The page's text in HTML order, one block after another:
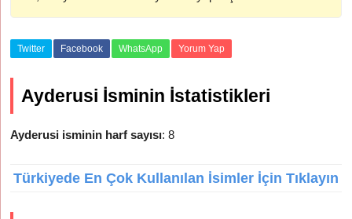
Twitter Facebook WhatsApp Yorum Yap
Ayderusi İsminin İstatistikleri
Ayderusi isminin harf sayısı: 8
Türkiyede En Çok Kullanılan İsimler İçin Tıklayın